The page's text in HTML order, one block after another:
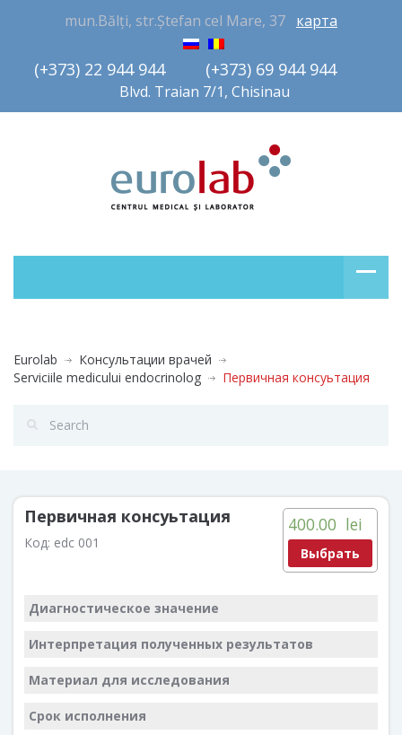
mun.Bălți, str.Ștefan cel Mare, 37 карта
(+373) 22 944 944         (+373) 69 944 944
Blvd. Traian 7/1, Chisinau
Eurolab
Консультации врачей
Serviciile medicului endocrinolog
Первичная консуьтация
400.00 lei
Выбрать
Первичная консуьтация
Код: edc 001
Диагностическое значение
Интерпретация полученных результатов
Материал для исследования
Срок исполнения